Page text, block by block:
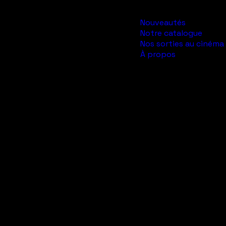
Nouveautés
Notre catalogue
Nos sorties au cinéma
À propos